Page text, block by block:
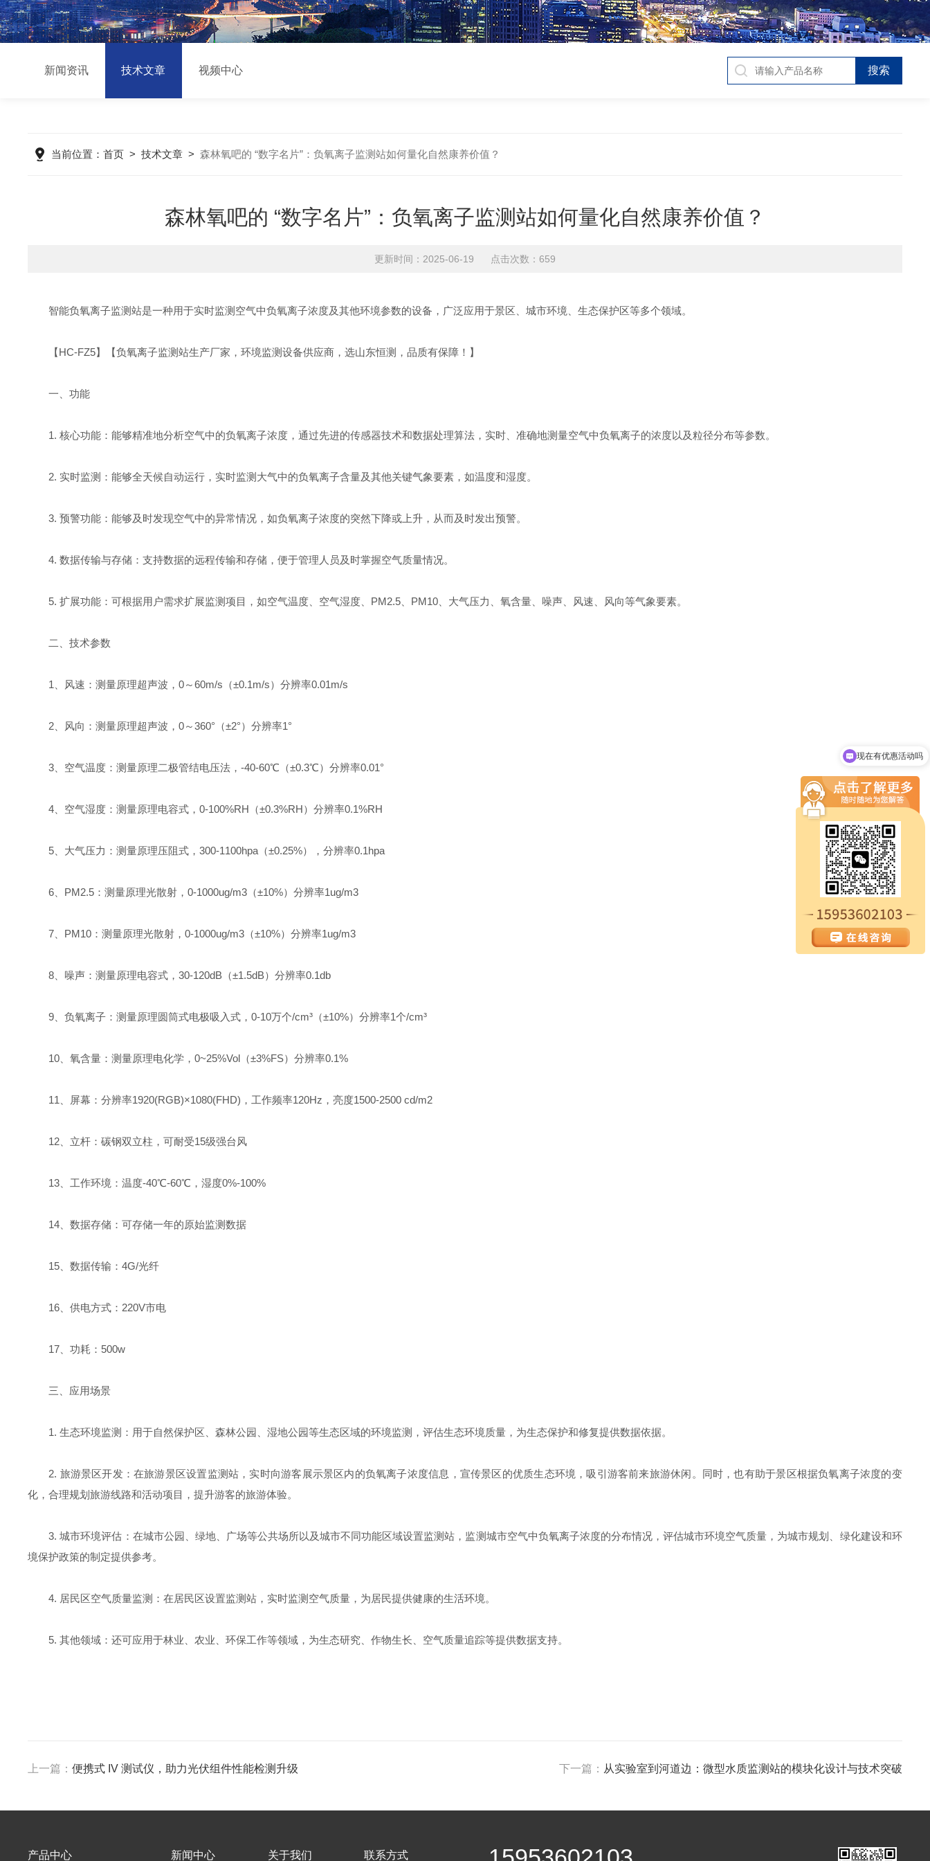
新闻资讯 技术文章 视频中心
当前位置：首页 >技术文章 >森林氧吧的 “数字名片”：负氧离子监测站如何量化自然康养价值？
森林氧吧的 “数字名片”：负氧离子监测站如何量化自然康养价值？
更新时间：2025-06-19 点击次数：659
智能负氧离子监测站是一种用于实时监测空气中负氧离子浓度及其他环境参数的设备，广泛应用于景区、城市环境、生态保护区等多个领域。
【HC-FZ5】【负氧离子监测站生产厂家，环境监测设备供应商，选山东恒测，品质有保障！】
一、功能
1. 核心功能：能够精准地分析空气中的负氧离子浓度，通过先进的传感器技术和数据处理算法，实时、准确地测量空气中负氧离子的浓度以及粒径分布等参数。
2. 实时监测：能够全天候自动运行，实时监测大气中的负氧离子含量及其他关键气象要素，如温度和湿度。
3. 预警功能：能够及时发现空气中的异常情况，如负氧离子浓度的突然下降或上升，从而及时发出预警。
4. 数据传输与存储：支持数据的远程传输和存储，便于管理人员及时掌握空气质量情况。
5. 扩展功能：可根据用户需求扩展监测项目，如空气温度、空气湿度、PM2.5、PM10、大气压力、氧含量、噪声、风速、风向等气象要素。
二、技术参数
1、风速：测量原理超声波，0～60m/s（±0.1m/s）分辨率0.01m/s
2、风向：测量原理超声波，0～360°（±2°）分辨率1°
3、空气温度：测量原理二极管结电压法，-40-60℃（±0.3℃）分辨率0.01°
4、空气湿度：测量原理电容式，0-100%RH（±0.3%RH）分辨率0.1%RH
5、大气压力：测量原理压阻式，300-1100hpa（±0.25%），分辨率0.1hpa
6、PM2.5：测量原理光散射，0-1000ug/m3（±10%）分辨率1ug/m3
7、PM10：测量原理光散射，0-1000ug/m3（±10%）分辨率1ug/m3
8、噪声：测量原理电容式，30-120dB（±1.5dB）分辨率0.1db
9、负氧离子：测量原理圆筒式电极吸入式，0-10万个/cm³（±10%）分辨率1个/cm³
10、氧含量：测量原理电化学，0~25%Vol（±3%FS）分辨率0.1%
11、屏幕：分辨率1920(RGB)×1080(FHD)，工作频率120Hz，亮度1500-2500 cd/m2
12、立杆：碳钢双立柱，可耐受15级强台风
13、工作环境：温度-40℃-60℃，湿度0%-100%
14、数据存储：可存储一年的原始监测数据
15、数据传输：4G/光纤
16、供电方式：220V市电
17、功耗：500w
三、应用场景
1. 生态环境监测：用于自然保护区、森林公园、湿地公园等生态区域的环境监测，评估生态环境质量，为生态保护和修复提供数据依据。
2. 旅游景区开发：在旅游景区设置监测站，实时向游客展示景区内的负氧离子浓度信息，宣传景区的优质生态环境，吸引游客前来旅游休闲。同时，也有助于景区根据负氧离子浓度的变
化，合理规划旅游线路和活动项目，提升游客的旅游体验。
3. 城市环境评估：在城市公园、绿地、广场等公共场所以及城市不同功能区域设置监测站，监测城市空气中负氧离子浓度的分布情况，评估城市环境空气质量，为城市规划、绿化建设和环
境保护政策的制定提供参考。
4. 居民区空气质量监测：在居民区设置监测站，实时监测空气质量，为居民提供健康的生活环境。
5. 其他领域：还可应用于林业、农业、环保工作等领域，为生态研究、作物生长、空气质量追踪等提供数据支持。
上一篇：便携式 IV 测试仪，助力光伏组件性能检测升级 下一篇： 从实验室到河道边：微型水质监测站的模块化设计与技术突破
产品中心 新闻中心 关于我们 联系方式
可以介绍下你们的产品么